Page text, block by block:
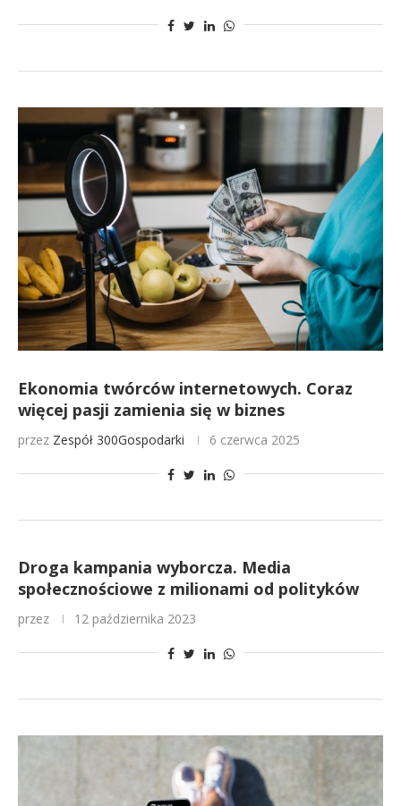
Ekonomia twórców internetowych. Coraz
więcej pasji zamienia się w biznes
przez Zespół 300Gospodarki 6 czerwca 2025
Droga kampania wyborcza. Media
społecznościowe z milionami od polityków
przez 12 października 2023